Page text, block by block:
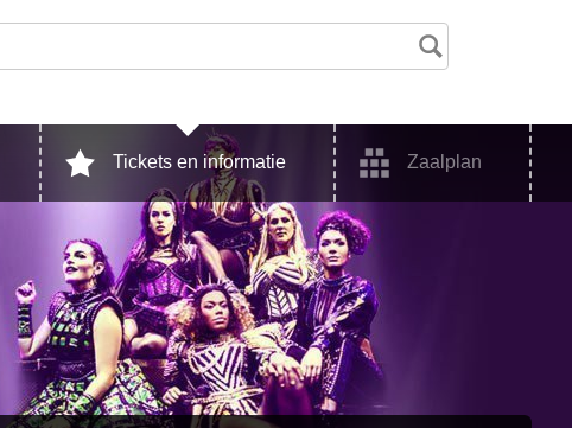
Tickets en informatie Zaalplan